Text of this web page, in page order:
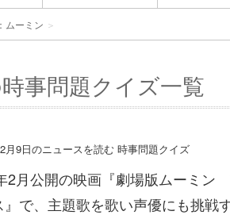
ムーミン ＞
事問題クイズ一覧
月9日のニュースを読む 時事問題クイズ
2月公開の映画『劇場版ムーミン
』で、主題歌を歌い声優にも挑戦